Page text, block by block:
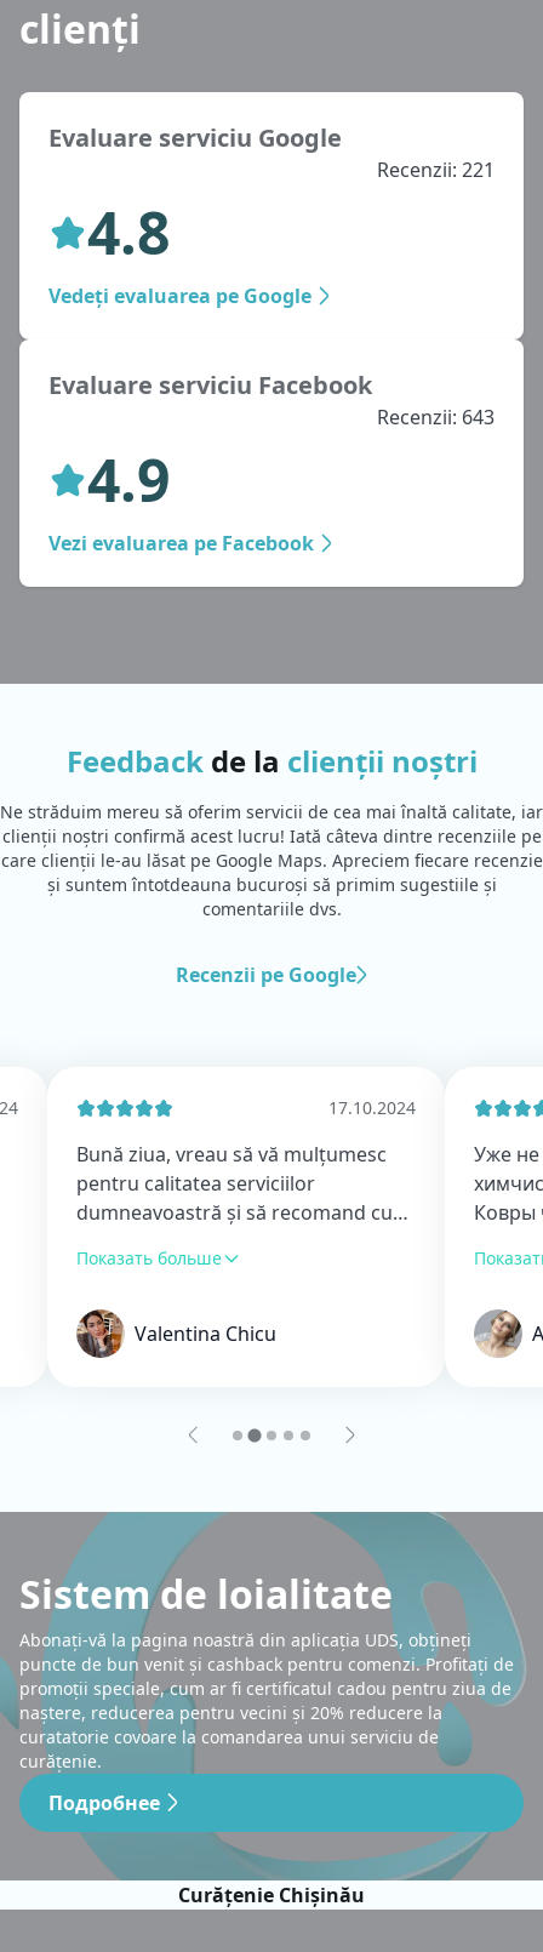
clienți
Evaluare serviciu Google
Recenzii: 221
4.8
Vedeți evaluarea pe Google
Evaluare serviciu Facebook
Recenzii: 643
4.9
Vezi evaluarea pe Facebook
Feedbackde la clienții noștri
Ne străduim mereu să oferim servicii de cea mai înaltă calitate, iar
clienții noștri confirmă acest lucru! Iată câteva dintre recenziile pe
care clienții le-au lăsat pe Google Maps. Apreciem fiecare recenzie
și suntem întotdeauna bucuroși să primim sugestiile și
comentariile dvs.
Recenzii pe Google
17.10.2024
Bună ziua, vreau să vă mulțumesc
pentru calitatea serviciilor
dumneavoastră și să recomand cu
apelăm în fiecare an. Vă doresc
Показать больше
Valentina Chicu
Уже не
химчистку,
Ковры
поднят!
Показать
Sistem de loialitate
Abonați-vă la pagina noastră din aplicația UDS, obțineți
puncte de bun venit și cashback pentru comenzi. Profitați de
promoții speciale, cum ar fi certificatul cadou pentru ziua de
naștere, reducerea pentru vecini și 20% reducere la
curatatorie covoare la comandarea unui serviciu de
curățenie.
Подробнее
Curățenie Chișinău